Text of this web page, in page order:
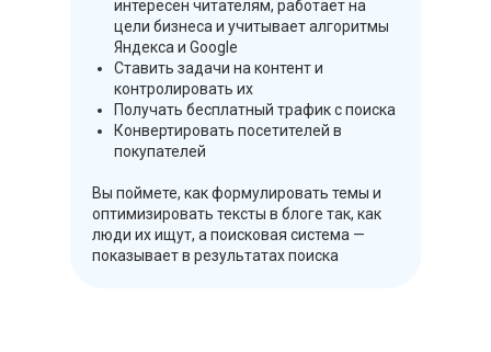
интересен читателям, работает на
цели бизнеса и учитывает алгоритмы
Яндекса и Google
Ставить задачи на контент и
контролировать их
Получать бесплатный трафик с поиска
Конвертировать посетителей в
покупателей
Вы поймете, как формулировать темы и
оптимизировать тексты в блоге так, как
люди их ищут, а поисковая система —
показывает в результатах поиска